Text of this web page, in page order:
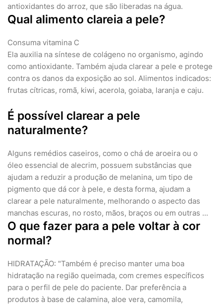
antioxidantes do arroz, que são liberadas na água.
Qual alimento clareia a pele?
Consuma vitamina C
Ela auxilia na síntese de colágeno no organismo, agindo
como antioxidante. Também ajuda clarear a pele e protege
contra os danos da exposição ao sol. Alimentos indicados:
frutas cítricas, romã, kiwi, acerola, goiaba, laranja e caju.
É possível clarear a pele
naturalmente?
Alguns remédios caseiros, como o chá de aroeira ou o
óleo essencial de alecrim, possuem substâncias que
ajudam a reduzir a produção de melanina, um tipo de
pigmento que dá cor à pele, e desta forma, ajudam a
clarear a pele naturalmente, melhorando o aspecto das
manchas escuras, no rosto, mãos, braços ou em outras ...
O que fazer para a pele voltar à cor
normal?
HIDRATAÇÃO: "Também é preciso manter uma boa
hidratação na região queimada, com cremes específicos
para o perfil de pele do paciente. Dar preferência a
produtos à base de calamina, aloe vera, camomila,